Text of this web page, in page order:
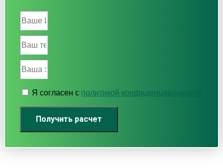
Я согласен с политикой конфиденциальности
Получить расчет